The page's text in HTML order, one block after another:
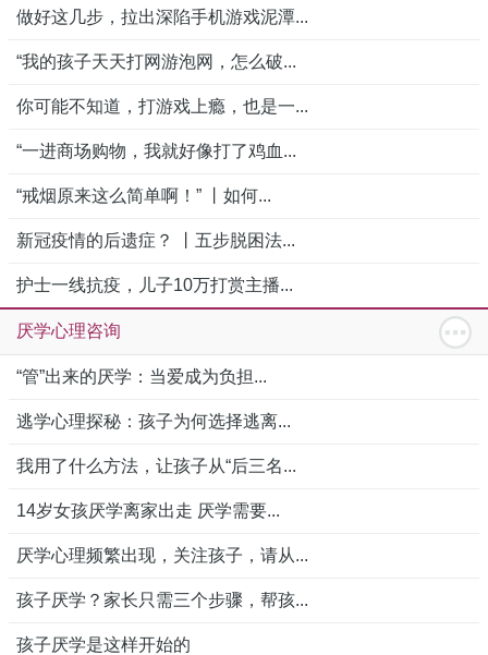
做好这几步，拉出深陷手机游戏泥潭...
“我的孩子天天打网游泡网，怎么破...
你可能不知道，打游戏上瘾，也是一...
“一进商场购物，我就好像打了鸡血...
“戒烟原来这么简单啊！” 丨如何...
新冠疫情的后遗症？ 丨五步脱困法...
护士一线抗疫，儿子10万打赏主播...
厌学心理咨询
“管”出来的厌学：当爱成为负担...
逃学心理探秘：孩子为何选择逃离...
我用了什么方法，让孩子从“后三名...
14岁女孩厌学离家出走 厌学需要...
厌学心理频繁出现，关注孩子，请从...
孩子厌学？家长只需三个步骤，帮孩...
孩子厌学是这样开始的